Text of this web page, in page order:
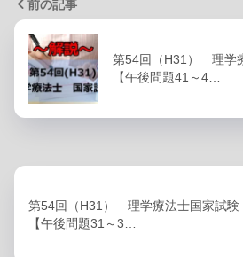
前の記事
第54回（H31） 理学
【午後問題41～4…
第54回（H31） 理学療法士国家試
【午後問題31～3…